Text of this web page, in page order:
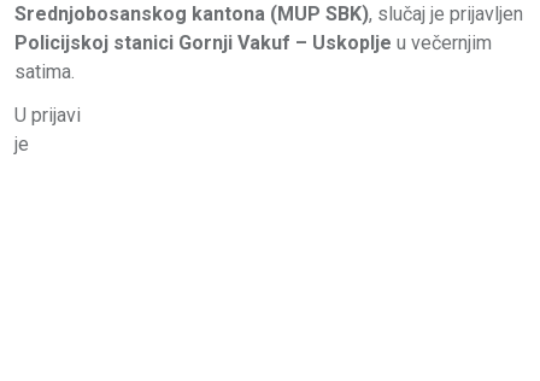
Srednjobosanskog kantona (MUP SBK), slučaj je prijavljen
Policijskoj stanici Gornji Vakuf – Uskoplje u večernjim
satima.
U prijavi
je